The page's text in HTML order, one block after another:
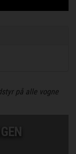
på alle vogne